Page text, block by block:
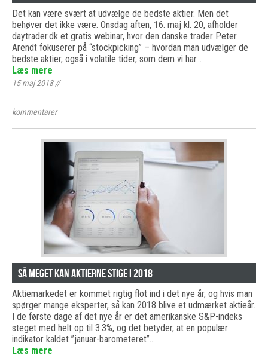
Det kan være svært at udvælge de bedste aktier. Men det
behøver det ikke være. Onsdag aften, 16. maj kl. 20, afholder
daytrader.dk et gratis webinar, hvor den danske trader Peter
Arendt fokuserer på “stockpicking” – hvordan man udvælger de
bedste aktier, også i volatile tider, som dem vi har…
Læs mere
15 maj 2018//
kommentarer
Så meget kan aktierne stige i 2018
Aktiemarkedet er kommet rigtig flot ind i det nye år, og hvis man
spørger mange eksperter, så kan 2018 blive et udmærket aktieår.
I de første dage af det nye år er det amerikanske S&P-indeks
steget med helt op til 3.3%, og det betyder, at en populær
indikator kaldet ”januar-barometeret”…
Læs mere